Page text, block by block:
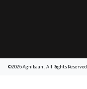
©2026 Agnibaan , All Rights Reserved